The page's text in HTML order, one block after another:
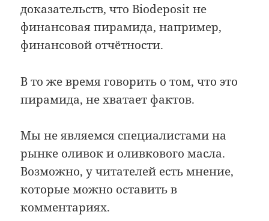
доказательств, что Biodeposit не
финансовая пирамида, например,
финансовой отчётности.
В то же время говорить о том, что это
пирамида, не хватает фактов.
Мы не являемся специалистами на
рынке оливок и оливкового масла.
Возможно, у читателей есть мнение,
которые можно оставить в
комментариях.